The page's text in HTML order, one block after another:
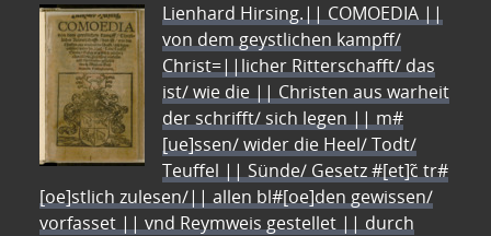
Lienhard Hirsing.|| COMOEDIA ||
von dem geystlichen kampff/
Christ=||licher Ritterschafft/ das
ist/ wie die || Christen aus warheit
der schrifft/ sich legen || m#
[ue]ssen/ wider die Heel/ Todt/
Teuffel || Sünde/ Gesetz #[et]c̃ tr#
[oe]stlich zulesen/|| allen bl#[oe]den gewissen/
vorfasset || vnd Reymweis gestellet || durch